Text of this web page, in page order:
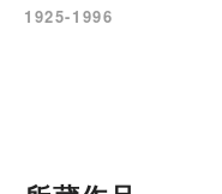
1925-1996